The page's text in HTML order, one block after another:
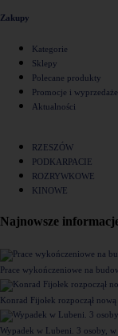
Zakupy
Kategorie
Sklepy
Polecane produkty
Promocje i wyprzedaże
Aktualności
RZESZÓW
PODKARPACIE
ROZRYWKOWE
KINOWE
Najnowsze informacje
Prace wykończeniowe na
Konrad Fijołek rozpoczął
Wypadek w Lubeni. 3 osoby, w